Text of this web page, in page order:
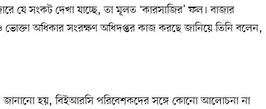
যে সংকট দেখা যাচ্ছে, তা মূলত ‘কারসাজির’ ফল। বাজার
ভোক্তা অধিকার সংরক্ষণ অধিদপ্তর কাজ করছে জানিয়ে তিনি বলেন,
জানানো হয়, বিইআরসি পরিবেশকদের সঙ্গে কোনো আলোচনা না